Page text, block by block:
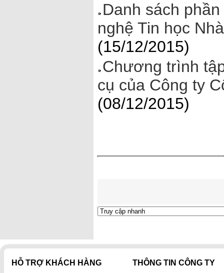
Danh sách
nghệ Tin học
(15/12/2015)
Chương trình
cụ của Công ty
(08/12/2015)
HỖ TRỢ KHÁCH HÀNG THÔNG TIN CÔNG TY